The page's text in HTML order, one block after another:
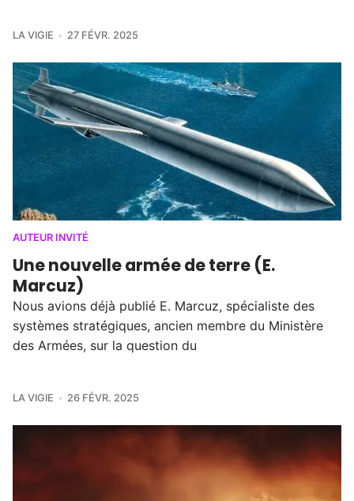
LA VIGIE 27 FÉVR. 2025
AUTEUR INVITÉ
Une nouvelle armée de terre (E.
Marcuz)
Nous avions déjà publié E. Marcuz, spécialiste des
systèmes stratégiques, ancien membre du Ministère
des Armées, sur la question du
LA VIGIE 26 FÉVR. 2025